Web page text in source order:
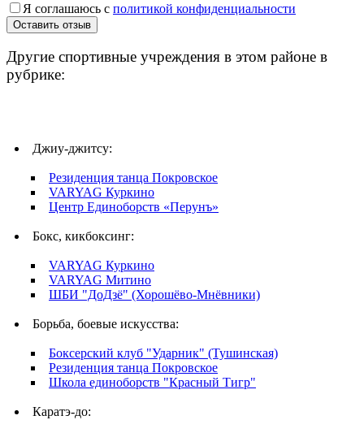
Я соглашаюсь с политикой конфиденциальности
Другие спортивные учреждения в этом районе в
рубрике:
Джиу-джитсу:
Резиденция танца Покровское
VARYAG Куркино
Центр Единоборств «Перунъ»
Бокс, кикбоксинг:
VARYAG Куркино
VARYAG Митино
ШБИ "ДоДзё" (Хорошёво-Мнёвники)
Борьба, боевые искусства:
Боксерский клуб "Ударник" (Тушинская)
Резиденция танца Покровское
Школа единоборств "Красный Тигр"
Каратэ-до: